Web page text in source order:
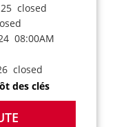
closed
08:00AM
closed
des clés